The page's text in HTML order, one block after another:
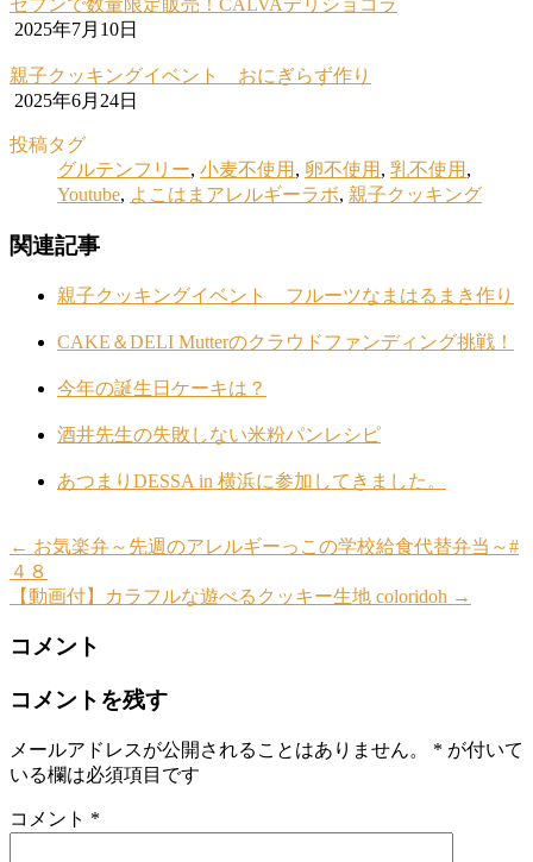
セブンで数量限定販売！CALVAデリショコラ
2025年7月10日
親子クッキングイベント おにぎらず作り
2025年6月24日
投稿タグ
グルテンフリー, 小麦不使用 , 卵不使用 , 乳不使用 ,
Youtube, よこはまアレルギーラボ, 親子クッキング
関連記事
親子クッキングイベント フルーツなまはるまき作り
CAKE＆DELI Mutterのクラウドファンディング挑戦！
今年の誕生日ケーキは？
酒井先生の失敗しない米粉パンレシピ
あつまりDESSA in 横浜に参加してきました。
← お気楽弁～先週のアレルギーっこの学校給食代替弁当～#
４８
【動画付】カラフルな遊べるクッキー生地 coloridoh →
コメント
コメントを残す
メールアドレスが公開されることはありません。 * が付いて
いる欄は必須項目です
コメント *